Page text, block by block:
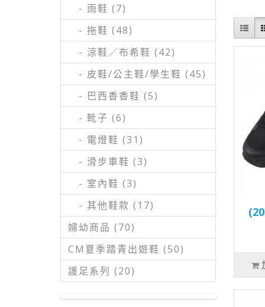
- 雨鞋 (7)
- 拖鞋 (48)
- 涼鞋／布希鞋 (42)
- 皮鞋/公主鞋/學生鞋 (45)
- 巴西香香鞋 (5)
- 靴子 (6)
- 電燈鞋 (31)
- 滑步車鞋 (3)
- 室內鞋 (3)
- 其他鞋款 (17)
婦幼商品 (70)
CM夏季踏青出遊鞋 (50)
護足系列 (20)